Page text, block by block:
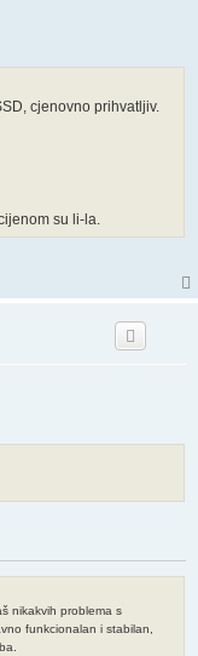
cjenovno prihvatljiv.
su li-la.
nikakvih problema s
funkcionalan i stabilan,